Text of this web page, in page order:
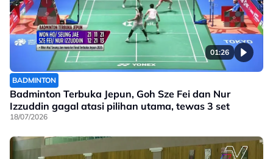
01:26
BADMINTON
Badminton Terbuka Jepun, Goh Sze Fei dan Nur
Izzuddin gagal atasi pilihan utama, tewas 3 set
18/07/2026